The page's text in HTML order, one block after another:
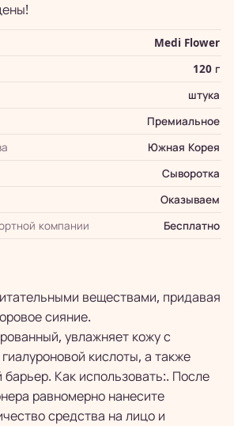
Medi Flower
120 г
штука
Премиальное
Южная Корея
Сыворотка
Оказываем
компании
Бесплатно
веществами, придавая
сияние.
увлажняет кожу с
кислоты, а также
Как использовать:. После
равномерно нанесите
средства на лицо и